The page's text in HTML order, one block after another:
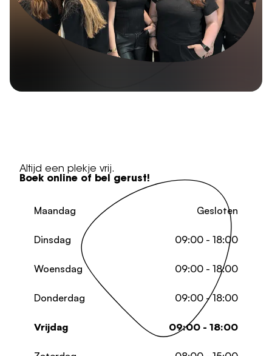
Altijd een plekje vrij.
Boek online of bel gerust!
Maandag Gesloten
Dinsdag 09:00 - 18:00
Woensdag 09:00 - 18:00
Donderdag 09:00 - 18:00
Vrijdag 09:00 - 18:00